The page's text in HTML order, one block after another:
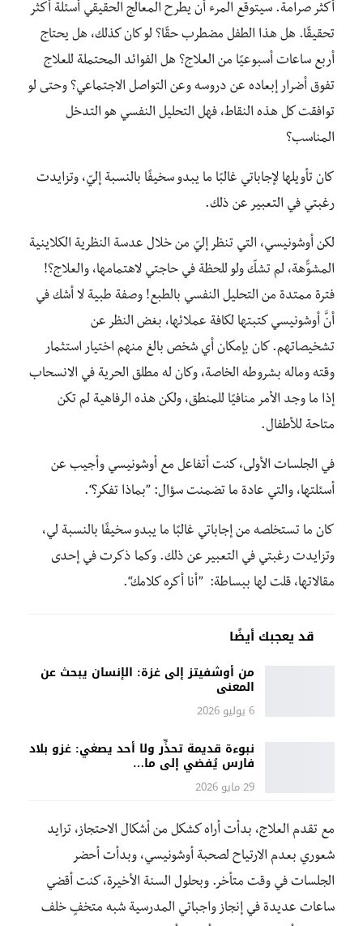
أكثر صرامة. سيتوقع المرء أن يطرح المعالج الحقيقي أسئلة أكثر
تحقيقًا. هل هذا الطفل مضطرب حقًا؟ لو كان كذلك، هل يحتاج
أربع ساعات أسبوعيًا من العلاج؟ هل الفوائد المحتملة للعلاج
تفوق أضرار إبعاده عن دروسه وعن التواصل الاجتماعي؟ وحتى لو
توافقت كل هذه النقاط، فهل التحليل النفسي هو التدخل
المناسب؟
كان تأويلها لإجاباتي غالبًا ما يبدو سخيفًا بالنسبة إليّ، وتزايدت
رغبتي في التعبير عن ذلك.
لكن أوشونيسي، التي تنظر إليّ من خلال عدسة النظرية الكلاينية
المشوًّهة، لم تشكّ ولو للحظة في حاجتي لاهتمامها، والعلاج؟!
فترة ممتدة من التحليل النفسي بالطبع! وصفة طبية لا أشك في
أنَّ أوشونيسي كتبتها لكافة عملائها، بغض النظر عن
تشخيصاتهم. كان بإمكان أي شخص بالغ منهم اختيار استثمار
وقته وماله بشروطه الخاصة، وكان له مطلق الحرية في الانسحاب
إذا ما وجد الأمر منافيًا للمنطق، ولكن هذه الرفاهية لم تكن
متاحة للأطفال.
في الجلسات الأولى، كنت أتفاعل مع أوشونيسي وأجيب عن
أسئلتها، والتي عادة ما تضمنت سؤال: ”بماذا تفكر؟“.
كان ما تستخلصه من إجاباتي غالبًا ما يبدو سخيفًا بالنسبة لي،
وتزايدت رغبتي في التعبير عن ذلك. وكما ذكرت في إحدى
مقالاتها، قلت لها ببساطة: ”أنا أكره كلامك“.
قد يعجبك أيضًا
من أوشفيتز إلى غزة: الإنسان يبحث عن
المعنى
6 يوليو 2026
نبوءة قديمة تحذِّر ولا أحد يصغي: غزو بلاد
فارس يُفضي إلى ما…
29 مايو 2026
مع تقدم العلاج، بدأت أراه كشكل من أشكال الاحتجاز، تزايد
شعوري بعدم الارتياح لصحبة أوشونيسي، وبدأت أحضر
الجلسات في وقت متأخر. وبحلول السنة الأخيرة، كنت أقضي
ساعات عديدة في إنجاز واجباتي المدرسية شبه متخفٍ خلف